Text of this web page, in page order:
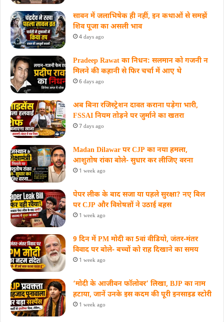
सावन में जलाभिषेक ही नहीं, इन कथाओं से समझें
शिव पूजा का असली भाव
4 days ago
Pradeep Rawat का निधन: सलमान को गजनी न
मिलने की कहानी से फिर चर्चा में आए थे
6 days ago
अब बिना रजिस्ट्रेशन दावत कराना पड़ेगा भारी,
FSSAI नियम तोड़ने पर जुर्माने का खतरा
7 days ago
Madan Dilawar पर CJP का नया हमला,
आशुतोष रांका बोले- सुधार कर लीजिए वरना
1 week ago
पेपर लीक के बाद सजा या पहले सुरक्षा? नए बिल
पर CJP और विशेषज्ञों ने उठाई बहस
1 week ago
9 दिन में PM मोदी का 5वां वीडियो, जंतर-मंतर
विवाद पर बोले- बच्चों को राह दिखाने का समय
1 week ago
‘मोदी के आजीवन फॉलोवर’ लिखा, BJP का नाम
हटाया, जानें उनके इस कदम की पूरी इनसाइड स्‍टोरी
1 week ago